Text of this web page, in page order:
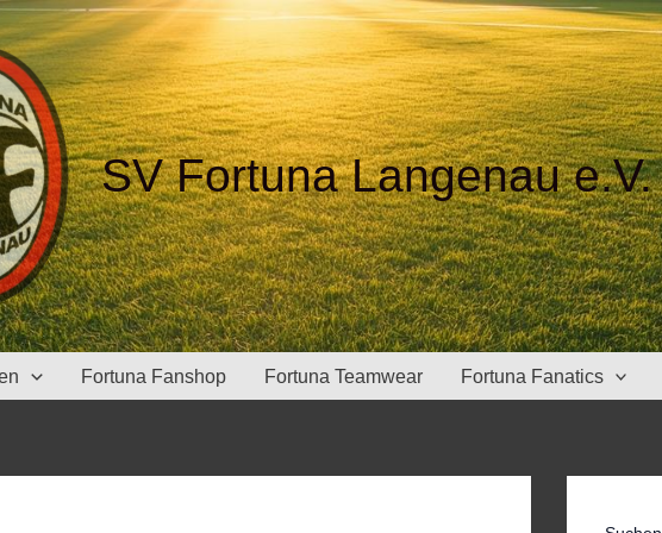
SV Fortuna Langenau e.V.
Fortuna Fanshop Fortuna Teamwear Fortuna Fanatics